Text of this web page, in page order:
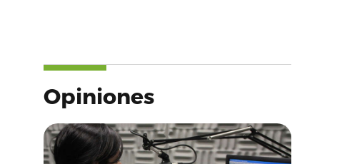
Opiniones